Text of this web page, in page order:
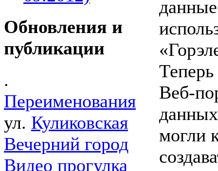
Обновления и
публикации
.
Переименования
ул. Куликовская
Вечерний город
Видео прогулка
Веб-
могли